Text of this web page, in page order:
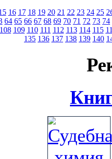
16 17 18 19 20 21 22 23 24 25
64 65 66 67 68 69 70 71 72 73 74
108 109 110 111 112 113 114 115
135 136 137 138 139 140